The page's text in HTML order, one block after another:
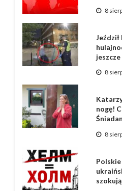
8
8
nogę!
8
Polskie